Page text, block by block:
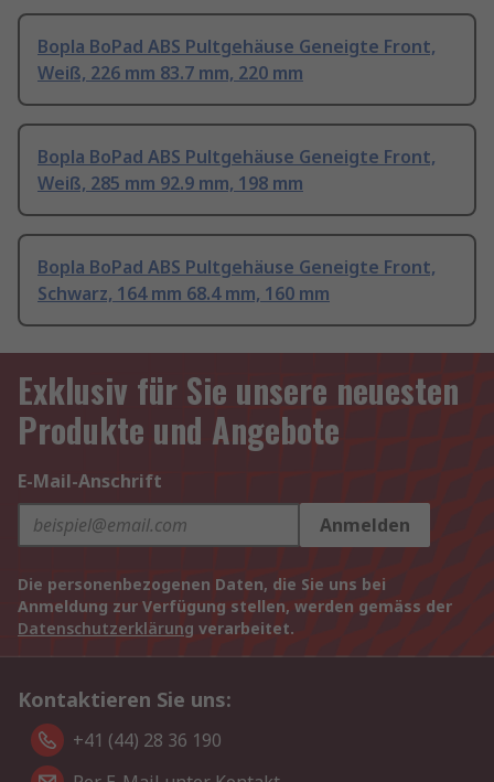
Bopla BoPad ABS Pultgehäuse Geneigte Front,
Weiß, 226 mm 83.7 mm, 220 mm
Bopla BoPad ABS Pultgehäuse Geneigte Front,
Weiß, 285 mm 92.9 mm, 198 mm
Bopla BoPad ABS Pultgehäuse Geneigte Front,
Schwarz, 164 mm 68.4 mm, 160 mm
Exklusiv für Sie unsere neuesten
Produkte und Angebote
E-Mail-Anschrift
Anmelden
Die personenbezogenen Daten, die Sie uns bei
Anmeldung zur Verfügung stellen, werden gemäss der
Datenschutzerklärung verarbeitet.
Kontaktieren Sie uns:
+41 (44) 28 36 190